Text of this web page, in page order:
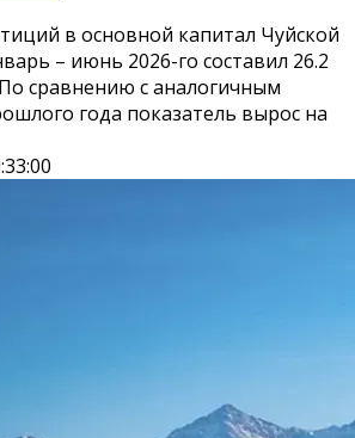
в основной капитал Чуйской
– июнь 2026-го составил 26.2
сравнению с аналогичным
года показатель вырос на